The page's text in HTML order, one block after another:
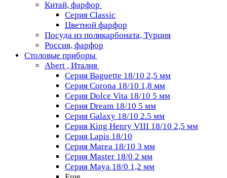
Китай, фарфор
Серия Classiс
Цветной фарфор
Посуда из поликарбоната, Турция
Россия, фарфор
Столовые приборы
Abert , Италия
Серия Baguette 18/10 2,5 мм
Серия Corona 18/10 1,8 мм
Серия Dolce Vita 18/10 5 мм
Серия Dream 18/10 5 мм
Серия Galaxy 18/10 2.5 мм
Серия King Henry VIII 18/10 2,5 мм
Серия Lapis 18/10
Серия Marea 18/10 3 мм
Серия Master 18/0 2 мм
Серия Maya 18/0 1,2 мм